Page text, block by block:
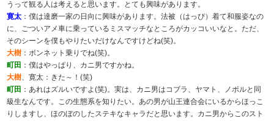
うって観る人は考えると思います。とても興味があります。
寛太 ：僕は達磨一家の日向に興味があります。法被（はっぴ）着て和服姿なの
に、ごついアメ車に乗っているミスマッチなところがカッコいいなと。ただ、
そのシーンを僕もやりたいだけなんですけどね(笑)。
大樹 ：ボンネット乗りでね(笑)。
町田 ：僕はやっぱり、カニ男ですかね。
大樹、寛太：きた～！(笑)
町田 ：あれはズルいですよ(笑)。実は、カニ男はコブラ、ヤマト、ノボルと同
級生なんです。この生態系を知りたい。あの男が山王連合会にいるからほっこ
りしますし、ほのぼのしたステキなキャラだと思います。カニ男からこのスト